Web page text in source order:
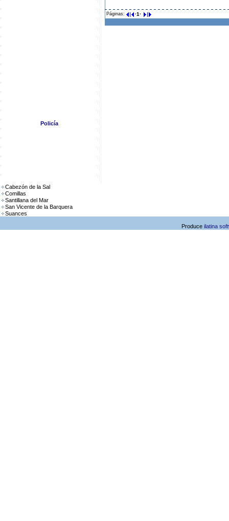
Policía
Cabezón de la Sal
Comillas
Santillana del Mar
San Vicente de la Barquera
Suances
Páginas: ·1·
Produce ilatina